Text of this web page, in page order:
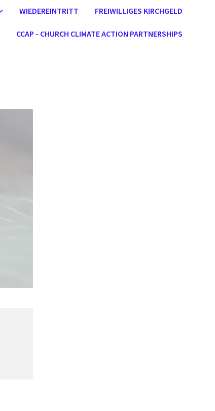
WIEDEREINTRITT FREIWILLIGES KIRCHGELD
CCAP - CHURCH CLIMATE ACTION PARTNERSHIPS